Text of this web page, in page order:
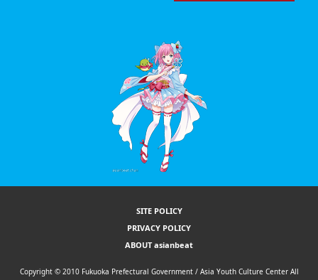
SITE POLICY
PRIVACY POLICY
ABOUT asianbeat
Copyright © 2010 Fukuoka Prefectural Government / Asia Youth Culture Center All